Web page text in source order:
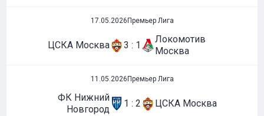
17.05.2026 Премьер Лига
ЦСКА Москва 3 : 1
Локомотив
Москва
11.05.2026 Премьер Лига
ФК Нижний
Новгород
1 : 2 ЦСКА Москва